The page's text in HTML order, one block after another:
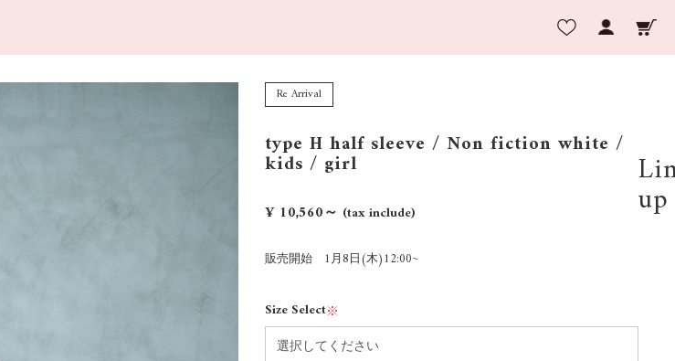
Re Arrival
type H half sleeve / Non fiction white /
kids / girl
¥ 10,560～ (tax include)
販売開始 1月8日(木)12:00~
Size Select※
up